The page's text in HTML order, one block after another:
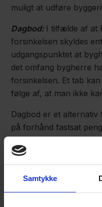
Samtykke
muligt at udføre
Dagbod: I tilfælde af at
forsinkelsen skyldes
udgangspunktet at
det omfang bygherre
forsinkelsen. Et tab
følge af, at man ikke
Dagbod er et alternativ
på forhånd fastsat
entreprenøren er
byggeriet. I de fleste
være mest fordelagtigt
forbruger typisk ikke